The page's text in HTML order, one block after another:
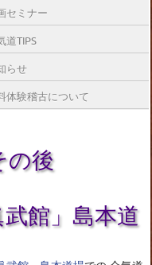
セミナー
道TIPS
らせ
体験稽古について
の後
館」島本道